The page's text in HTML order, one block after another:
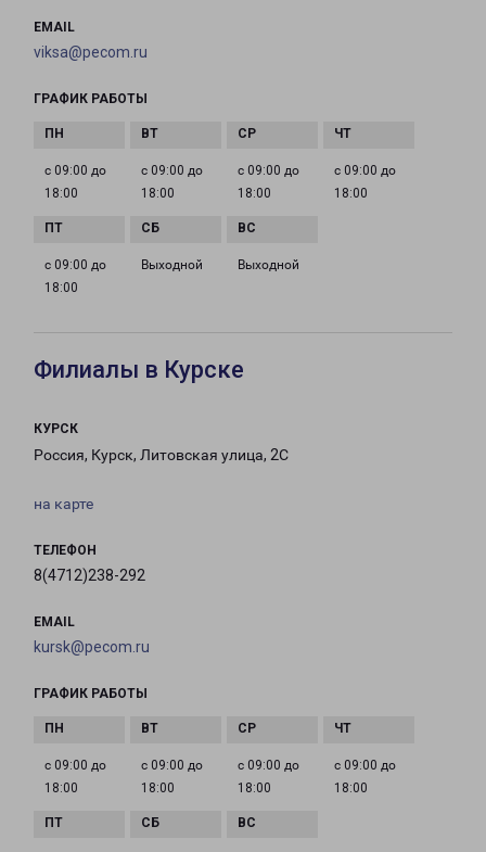
EMAIL
viksa@pecom.ru
ГРАФИК РАБОТЫ
с 09:00 до
18:00
с 09:00 до
18:00
с 09:00 до
18:00
с 09:00 до
18:00
с 09:00 до
18:00
Выходной Выходной
Филиалы в Курске
КУРСК
Россия, Курск, Литовская улица, 2С
на карте
ТЕЛЕФОН
8(4712)238-292
EMAIL
kursk@pecom.ru
ГРАФИК РАБОТЫ
с 09:00 до
18:00
с 09:00 до
18:00
с 09:00 до
18:00
с 09:00 до
18:00